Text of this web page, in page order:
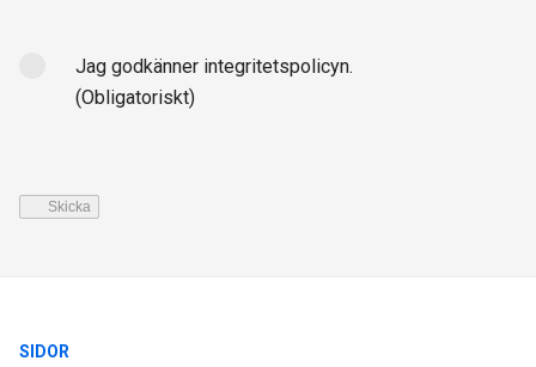
Samtycke(Obligatoriskt)
Jag godkänner integritetspolicyn.
(Obligatoriskt)
SIDOR